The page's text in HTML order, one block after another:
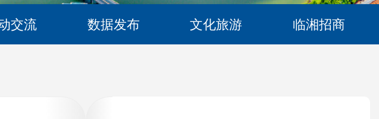
交流 数据发布 文化旅游 临湘招商